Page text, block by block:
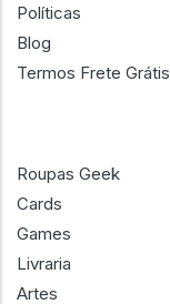
Políticas
Blog
Termos Frete Grátis
Roupas Geek
Cards
Games
Livraria
Artes